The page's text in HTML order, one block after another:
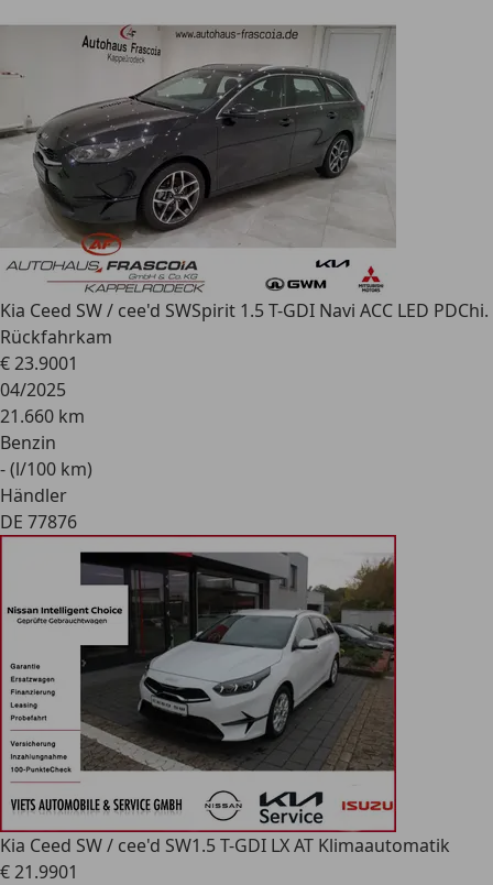
Kia Ceed SW / cee'd SWSpirit 1.5 T-GDI Navi ACC LED PDChi.
Rückfahrkam
€ 23.9001
04/2025
21.660 km
Benzin
- (l/100 km)
Händler
DE 77876
Kia Ceed SW / cee'd SW1.5 T-GDI LX AT Klimaautomatik
€ 21.9901